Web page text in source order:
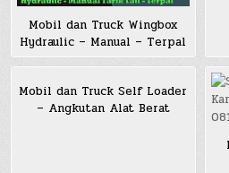
Mobil dan Truck Wingbox
Hydraulic – Manual – Terpal
Mobil dan Truck Self Loader
– Angkutan Alat Berat